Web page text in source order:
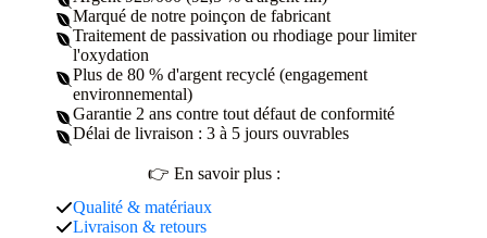
Marqué de notre poinçon de fabricant
Traitement de passivation ou rhodiage pour limiter
l'oxydation
Plus de 80 % d'argent recyclé (engagement
environnemental)
Garantie 2 ans contre tout défaut de conformité
Délai de livraison : 3 à 5 jours ouvrables
👉 En savoir plus :
Qualité & matériaux
Livraison & retours